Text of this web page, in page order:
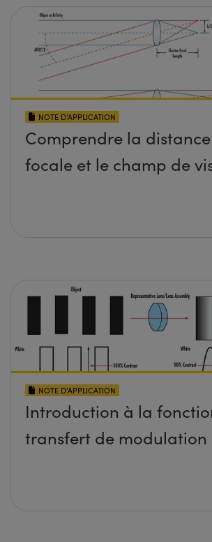
NOTE D’APPLICATION
Comprendre la distance
focale et le champ de
NOTE D’APPLICATION
Introduction à la
transfert de modulation